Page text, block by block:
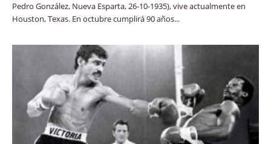
Pedro González, Nueva Esparta, 26-10-1935), vive actualmente en
Houston, Texas. En octubre cumplirá 90 años...